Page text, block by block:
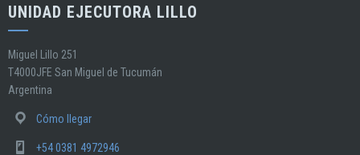
UNIDAD EJECUTORA LILLO
Miguel Lillo 251
T4000JFE San Miguel de Tucumán
Argentina
Cómo llegar
+54 0381 4972946